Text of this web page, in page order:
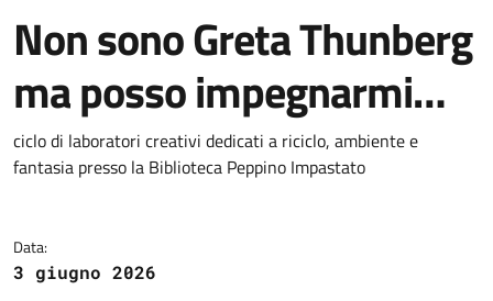
Non sono Greta Thunberg
ma posso impegnarmi…
Dettagli della notizia
ciclo di laboratori creativi dedicati a riciclo, ambiente e
fantasia presso la Biblioteca Peppino Impastato
Data:
3 giugno 2026